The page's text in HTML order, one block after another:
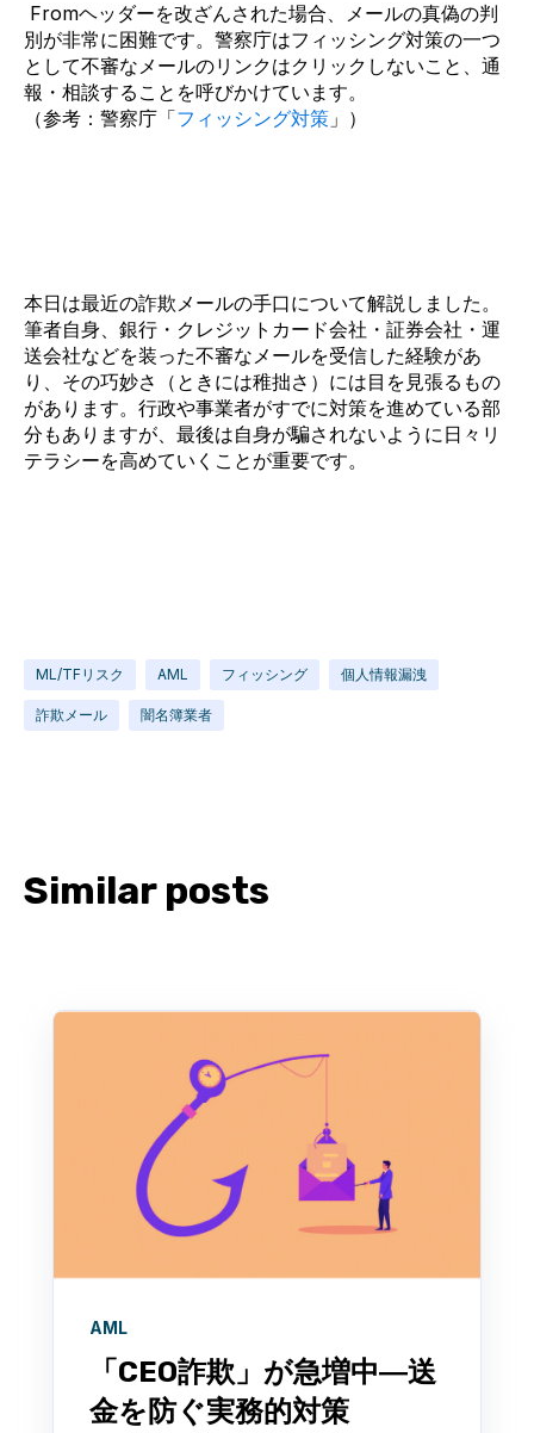
Fromヘッダーを改ざんされた場合、メールの真偽の判
別が非常に困難です。警察庁はフィッシング対策の一つ
として不審なメールのリンクはクリックしないこと、通
報・相談することを呼びかけています。
（参考：警察庁「フィッシング対策 」）
本日は最近の詐欺メールの手口について解説しました。
筆者自身、銀行・クレジットカード会社・証券会社・運
送会社などを装った不審なメールを受信した経験があ
り、その巧妙さ（ときには稚拙さ）には目を見張るもの
があります。行政や事業者がすでに対策を進めている部
分もありますが、最後は自身が騙されないように日々リ
テラシーを高めていくことが重要です。
ML/TFリスク AML フィッシング 個人情報漏洩
詐欺メール 闇名簿業者
Similar posts
AML
「CEO詐欺」が急増中―送
金を防ぐ実務的対策